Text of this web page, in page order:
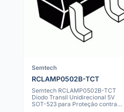
Semtech
RCLAMP0502B-TCT
Semtech RCLAMP0502B-TCT
Diodo Transil Unidirecional 5V
SOT-523 para Proteção contra